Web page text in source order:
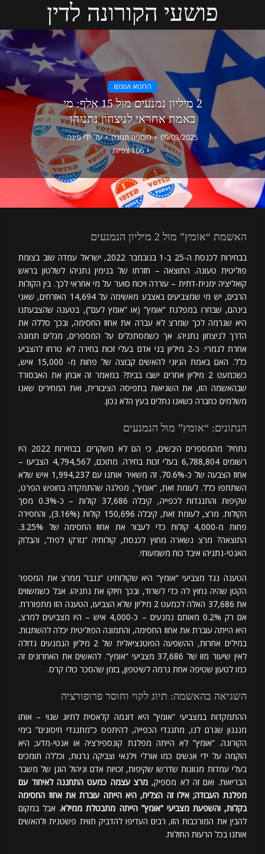
פושעי הקורונה לדין
החטא ועונשו
2 מיליון נמנעים מול 15 אלף: מי
באמת אחראי לניצחון נתניהו
09/03/2025 הוספת תגובה על ידיפינה
106 צפיות
האשמת “אומץ” מול 2 מיליון הנמנעים
בבחירות לכנסת ה-25 ב-1 בנובמבר 2022, ישראל עמדה שוב בצומת
פוליטית טעונה. התוצאה – חזרתו של בנימין נתניהו לשלטון בראש
קואליציה ימנית-דתית – עוררה ויכוח סוער על מי אחראי לכך. בין הקולות
הרבים, יש מי שמצביעים באצבע מאשימה על 14,694 האזרחים, שאני
בינהם, שבחרו במפלגת “אומץ” (או “אומץ לעם”), בטענה שהצבעתנו
היא שגרמה לכך שמרצ לא עברה את אחוז החסימה, ובכך סללה את
הדרך לניצחון נתניהו. אך כשמסתכלים על המספרים, מגלים תמונה
אחרת לגמרי: כ-2 מיליון בני אדם בעלי זכות בחירה לא טרחו להצביע
כלל. האם באמת הגיוני להאשים קבוצה של פחות מ- 15,000 איש,
כשכמעט 2 מיליון אחרים ישבו בבית? במאמר זה אבחן את האבסורד
שבהאשמה הזו, את השגיאות בתפיסה הציבורית, ואת המחירים שאנו
משלמים כחברה כשאנו נתלים בעץ הלא נכון.
הנתונים: “אומץ” מול הנמנעים
נתחיל מהמספרים היבשים, כי הם לא משקרים. בבחירות 2022 היו
רשומים 6,788,804 בעלי זכות בחירה. מתוכם, 4,794,567 הצביעו –
אחוז הצבעה של כ-70.6%. זה משאיר אותנו עם 1,994,237 איש שלא
השתתפו כלל. לעומת זאת, “אומץ”, מפלגה שהתמקדה בחופש הפרט,
שקיפות והתנגדות לכפייה, קיבלה 37,686 קולות – כ-0.3% מסך
הקולות. מרצ, לעומת זאת, קיבלה 150,696 קולות (3.16%), והחסירה
פחות מ-4,000 קולות כדי לעבור את אחוז החסימה של 3.25%.
התוצאה? מרצ נשארה מחוץ לכנסת, קולותיה “נזרקו לפח”, והבלוק
האנטי-נתניהו איבד כוח משמעותי.
הטענה נגד מצביעי “אומץ” היא שקולותינו “גנבו” ממרצ את המספר
הקטן שהיה נחוץ לה כדי לשרוד, ובכך חיזקו את נתניהו. אבל כשמשווים
את 37,686 האלה לכמעט 2 מיליון שלא הצביעו, הטענה הזו מתפוררת.
אם רק 0.2% מאותם נמנעים – כ-4,000 איש – היו מצביעים למרצ,
היא הייתה עוברת את אחוז החסימה, והתמונה הפוליטית יכלה להשתנות.
במילים אחרות, ההשפעה הפוטנציאלית של 2 מיליון הנמנעים גדולה
לאין שיעור מזו של 37,686 מצביעי “אומץ”. להאשים את האחרונים זה
כמו לטעון שטיפה אחת גרמה לשיטפון, בזמן שהסכר כולו קרס.
השגיאה בהאשמה: תיוג לקוי וחוסר פרופורציה
ההתמקדות במצביעי “אומץ” היא דוגמה קלאסית לתיוג שגוי – אותו
מנגנון שגרם לנו, מתנגדי הכפייה, להיתפס כ”מתנגדי חיסונים” בימי
הקורונה. “אומץ” לא הייתה מפלגת קונספירציה או אנטי-מדע; היא
הוקמה על ידי אנשים כמו אורלי וילנאי וצביקה גרנות, וכללה תומכים
בעלי עמדות מגוונות שדרשו שקיפות, זכויות אדם וניהול הוגן של משבר
הבריאות. ואם זה לא מספיק, מרצ עצמה כמעט התחננה לאיחוד עם
מפלגת העבודה; אילו זה הצליח, היא הייתה עוברת את אחוז החסימה
בקלות, והשפעת מצביעי “אומץ” הייתה מתבטלת ממילא.אבל במקום
להבין את המורכבות הזו, רבים העדיפו להדביק תווית פשטנית ולהאשים
אותנו בכל הרעות החולות.